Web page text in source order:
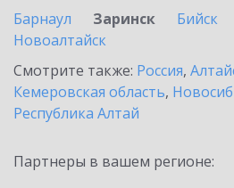
Барнаул
Заринск Бийск
Новоалтайск
Смотрите также: Россия,
Кемеровская область,
Республика Алтай
Партнеры в вашем регионе: